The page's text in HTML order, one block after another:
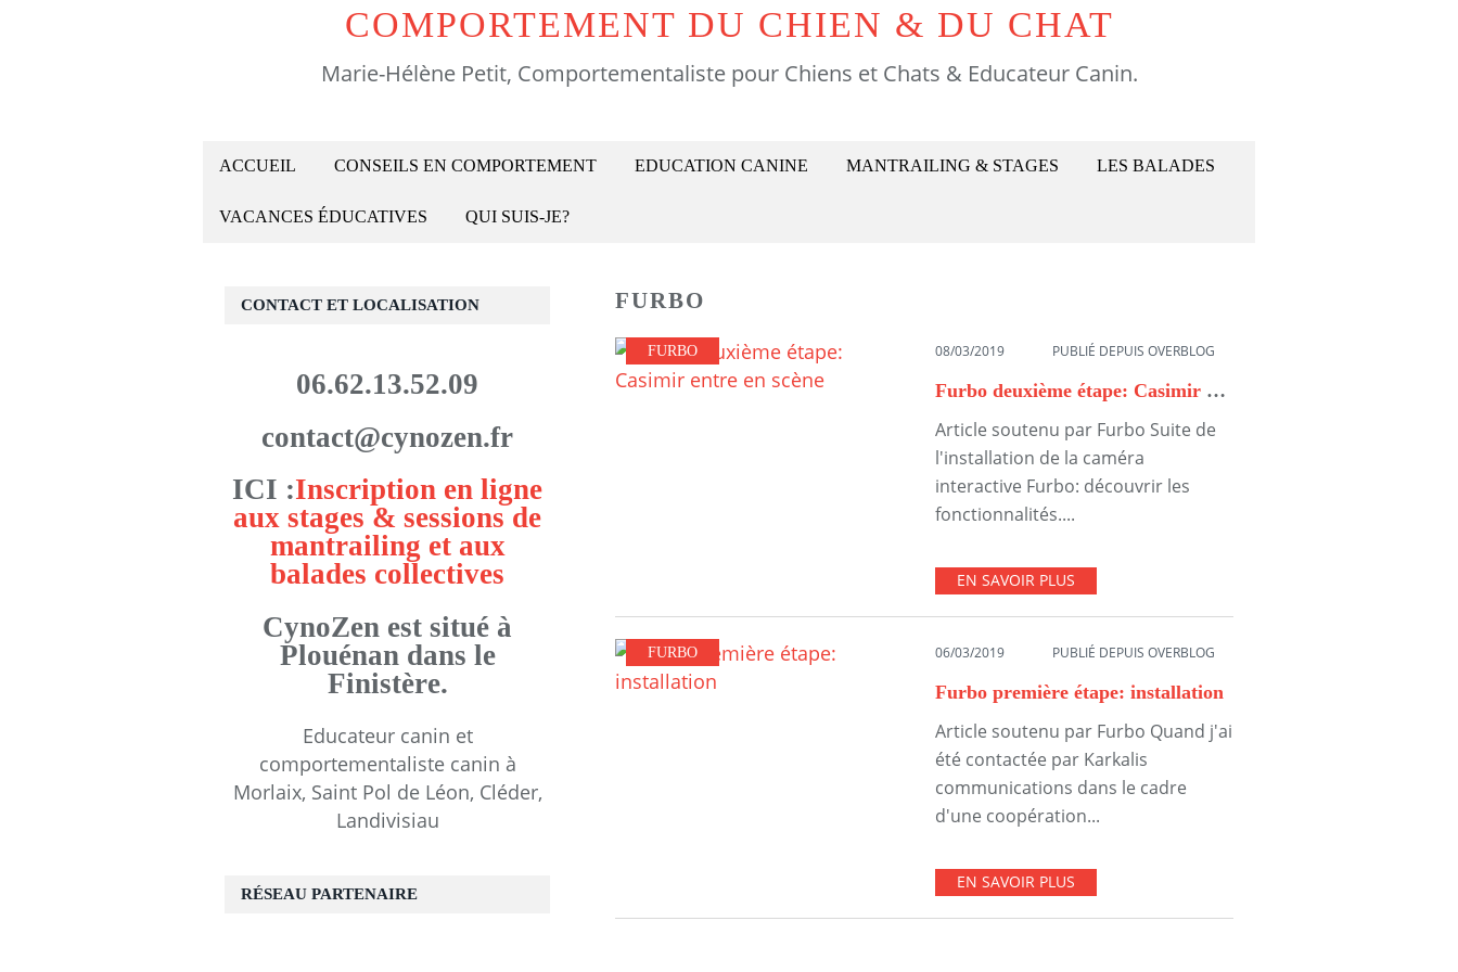
COMPORTEMENT DU CHIEN & DU CHAT
Marie-Hélène Petit, Comportementaliste pour Chiens et Chats & Educateur Canin.
ACCUEIL CONSEILS EN COMPORTEMENT EDUCATION CANINE MANTRAILING & STAGES LES BALADES
VACANCES ÉDUCATIVES QUI SUIS-JE?
FURBO
FURBO 08/03/2019 PUBLIÉ DEPUIS OVERBLOG
Furbo deuxième étape: Casimir entre en scène
Article soutenu par Furbo Suite de
l'installation de la caméra
interactive Furbo: découvrir les
fonctionnalités....
EN SAVOIR PLUS
FURBO 06/03/2019 PUBLIÉ DEPUIS OVERBLOG
Furbo première étape: installation
Article soutenu par Furbo Quand j'ai
été contactée par Karkalis
communications dans le cadre
d'une coopération...
EN SAVOIR PLUS
CONTACT ET LOCALISATION
06.62.13.52.09
contact@cynozen.fr
ICI :Inscription en ligne
aux stages & sessions de
mantrailing et aux
balades collectives
CynoZen est situé à
Plouénan dans le
Finistère.
Educateur canin et
comportementaliste canin à
Morlaix, Saint Pol de Léon, Cléder,
Landivisiau
RÉSEAU PARTENAIRE